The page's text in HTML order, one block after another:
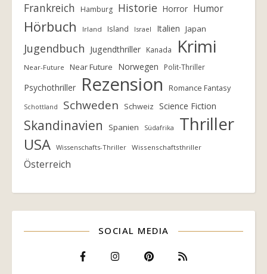
Frankreich Hamburg Historie Horror Humor
Hörbuch Irland Island Israel Italien Japan
Jugendbuch Jugendthriller Kanada Krimi
Near-Future Near Future Norwegen Polit-Thriller
Psychothriller Rezension Romance Fantasy
Schottland Schweden Schweiz Science Fiction
Skandinavien Spanien Südafrika Thriller
USA Wissenschafts-Thriller Wissenschaftsthriller
Österreich
SOCIAL MEDIA